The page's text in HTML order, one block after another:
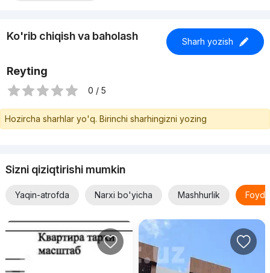
Ko'rib chiqish va baholash Sharh yozish
Reyting
0 / 5
Hozircha sharhlar yo'q. Birinchi sharhingizni yozing
Sizni qiziqtirishi mumkin
Yaqin-atrofda Narxi bo'yicha Mashhurlik